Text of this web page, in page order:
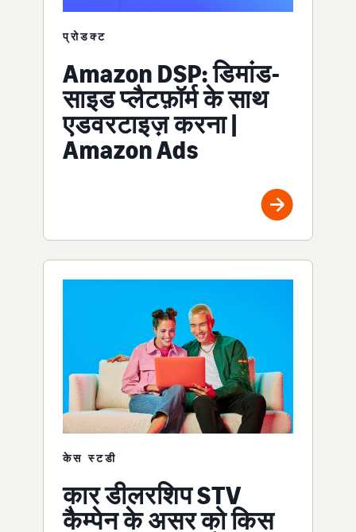
प्रोडक्ट
Amazon DSP: डिमांड-
साइड प्लैटफ़ॉर्म के साथ
एडवरटाइज़ करना |
Amazon Ads
केस स्टडी
कार डीलरशिप STV
कैम्पेन के असर को किस